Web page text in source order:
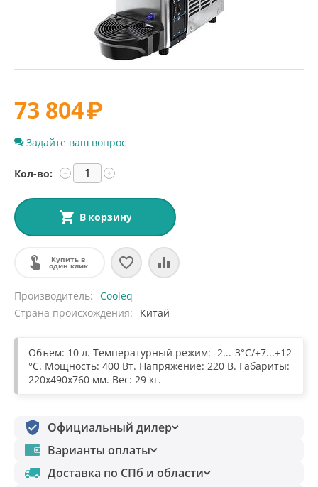
73 804₽
Задайте ваш вопрос
Кол-во: +
−
В корзину
Купить в
один клик
Производитель
Cooleq
Страна происхождения
Китай
Объем: 10 л. Температурный режим: -2...-3°C/+7...+12
°С. Мощность: 400 Вт. Напряжение: 220 В. Габариты:
220х490х760 мм. Вес: 29 кг.
Официальный дилер
Варианты оплаты
Доставка по СПб и области